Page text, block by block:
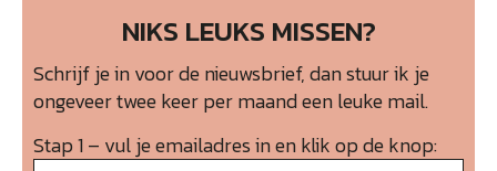
NIKS LEUKS MISSEN?
Schrijf je in voor de nieuwsbrief, dan stuur ik je
ongeveer twee keer per maand een leuke mail.
Stap 1 – vul je emailadres in en klik op de knop: